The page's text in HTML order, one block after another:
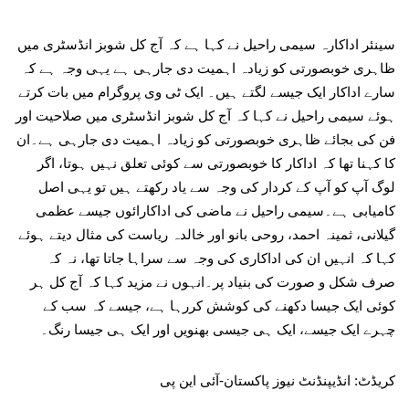
سینئر اداکارہ سیمی راحیل نے کہا ہے کہ آج کل شوبز انڈسٹری میں
ظاہری خوبصورتی کو زیادہ اہمیت دی جارہی ہے یہی وجہ ہے کہ
سارے اداکار ایک جیسے لگتے ہیں۔ ایک ٹی وی پروگرام میں بات کرتے
ہوئے سیمی راحیل نے کہا کہ آج کل شوبز انڈسٹری میں صلاحیت اور
فن کی بجائے ظاہری خوبصورتی کو زیادہ اہمیت دی جارہی ہے۔ان
کا کہنا تھا کہ اداکار کا خوبصورتی سے کوئی تعلق نہیں ہوتا، اگر
لوگ آپ کو آپ کے کردار کی وجہ سے یاد رکھتے ہیں تو یہی اصل
کامیابی ہے۔سیمی راحیل نے ماضی کی اداکارائوں جیسے عظمی
گیلانی، ثمینہ احمد، روحی بانو اور خالدہ ریاست کی مثال دیتے ہوئے
کہا کہ انہیں ان کی اداکاری کی وجہ سے سراہا جاتا تھا، نہ کہ
صرف شکل و صورت کی بنیاد پر۔انہوں نے مزید کہا کہ آج کل ہر
کوئی ایک جیسا دکھنے کی کوشش کررہا ہے، جیسے کہ سب کے
چہرے ایک جیسے، ایک ہی جیسی بھنویں اور ایک ہی جیسا رنگ۔
کریڈٹ: انڈیپنڈنٹ نیوز پاکستان-آئی این پی